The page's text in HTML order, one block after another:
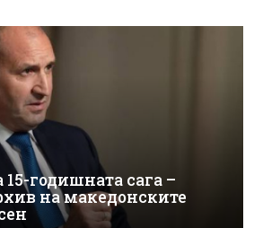
годишната сага –
на македонските